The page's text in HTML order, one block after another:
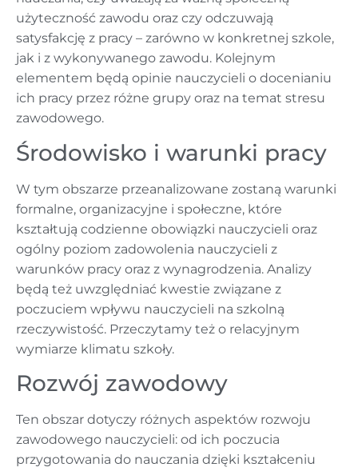
użyteczność zawodu oraz czy odczuwają
satysfakcję z pracy – zarówno w konkretnej szkole,
jak i z wykonywanego zawodu. Kolejnym
elementem będą opinie nauczycieli o docenianiu
ich pracy przez różne grupy oraz na temat stresu
zawodowego.
Środowisko i warunki pracy
W tym obszarze przeanalizowane zostaną warunki
formalne, organizacyjne i społeczne, które
kształtują codzienne obowiązki nauczycieli oraz
ogólny poziom zadowolenia nauczycieli z
warunków pracy oraz z wynagrodzenia. Analizy
będą też uwzględniać kwestie związane z
poczuciem wpływu nauczycieli na szkolną
rzeczywistość. Przeczytamy też o relacyjnym
wymiarze klimatu szkoły.
Rozwój zawodowy
Ten obszar dotyczy różnych aspektów rozwoju
zawodowego nauczycieli: od ich poczucia
przygotowania do nauczania dzięki kształceniu